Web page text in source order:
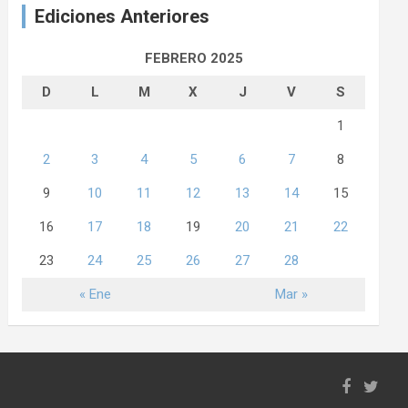
Ediciones Anteriores
FEBRERO 2025
D L M X J V S
« Ene Mar »
1
2 3 4 5 6 7 8
9 10 11 12 13 14 15
16 17 18 19 20 21 22
23 24 25 26 27 28